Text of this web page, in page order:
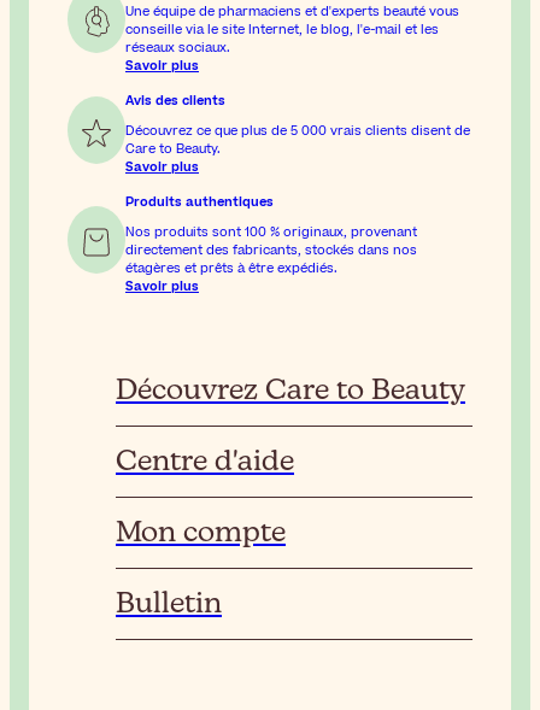
Une équipe de pharmaciens et d'experts beauté vous
conseille via le site Internet, le blog, l'e-mail et les
réseaux sociaux.
Savoir plus
Avis des clients
Découvrez ce que plus de 5 000 vrais clients disent de
Care to Beauty.
Savoir plus
Produits authentiques
Nos produits sont 100 % originaux, provenant
directement des fabricants, stockés dans nos
étagères et prêts à être expédiés.
Savoir plus
Découvrez Care to Beauty
Centre d'aide
Mon compte
Bulletin